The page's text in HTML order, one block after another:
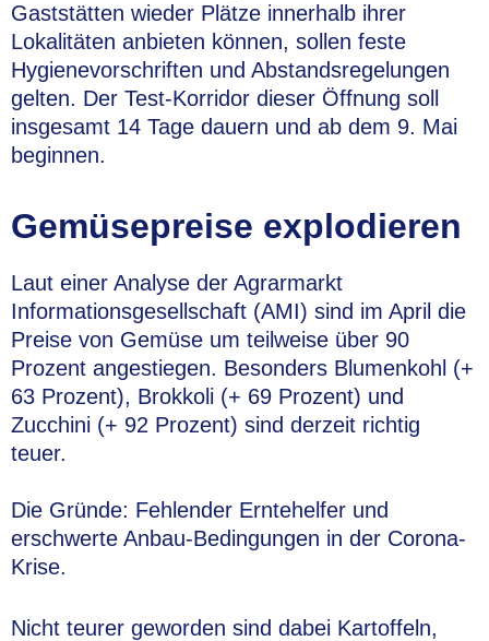
Gaststätten wieder Plätze innerhalb ihrer
Lokalitäten anbieten können, sollen feste
Hygienevorschriften und Abstandsregelungen
gelten. Der Test-Korridor dieser Öffnung soll
insgesamt 14 Tage dauern und ab dem 9. Mai
beginnen.
Gemüsepreise explodieren
Laut einer Analyse der Agrarmarkt
Informationsgesellschaft (AMI) sind im April die
Preise von Gemüse um teilweise über 90
Prozent angestiegen. Besonders Blumenkohl (+
63 Prozent), Brokkoli (+ 69 Prozent) und
Zucchini (+ 92 Prozent) sind derzeit richtig
teuer.
Die Gründe: Fehlender Erntehelfer und
erschwerte Anbau-Bedingungen in der Corona-
Krise.
Nicht teurer geworden sind dabei Kartoffeln,